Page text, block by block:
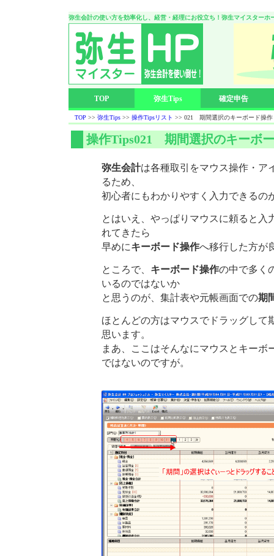
弥生会計の使い方を効率化し、経営・経理にお役立ち！弥生マイスターホ
TOP 弥生Tips 確定申告
TOP >> 弥生Tips >> 操作Tipsリスト >> 021 期間選択のキーボード操作
操作Tips021 期間選択のキーボ
弥生会計は各種取引をマウス操作・ア
るため、
初心者にもわかりやすく入力できるの
とはいえ、やっぱりマウスに頼ると入
れてきたら
早めにキーボード操作へ移行した方が
ところで、 キーボード操作の中で多く
いるのではないか
と思うのが、集計表や元帳画面での期
ほとんどの方はマウスでドラッグして
思います。
まあ、ここはそんなにマウスとキーボ
ではないのですが。